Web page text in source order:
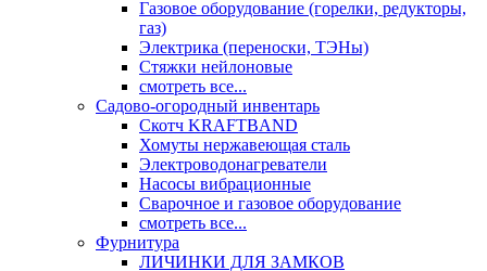
Газовое оборудование (горелки, редукторы,
газ)
Электрика (переноски, ТЭНы)
Стяжки нейлоновые
смотреть все...
Садово-огородный инвентарь
Скотч KRAFTBAND
Хомуты нержавеющая сталь
Электроводонагреватели
Насосы вибрационные
Сварочное и газовое оборудование
смотреть все...
Фурнитура
ЛИЧИНКИ ДЛЯ ЗАМКОВ